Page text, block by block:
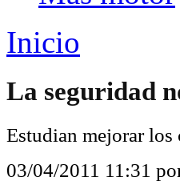
Inicio
La seguridad
Estudian mejorar los
03/04/2011 11:31